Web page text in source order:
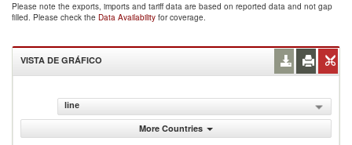
Please note the exports, imports and tariff data are based on reported data and not gap
filled. Please check the Data Availability for coverage.
VISTA DE GRÁFICO
line
More Countries